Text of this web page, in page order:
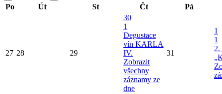
Po
Út St Čt Pá
27 28 29
30
1
Degustace
vín KARLA
IV.
Zobrazit
všechny
záznamy ze
dne
31
1
1
2.